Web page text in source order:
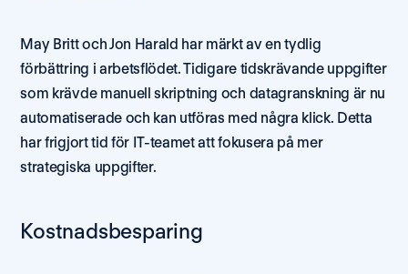
May Britt och Jon Harald har märkt av en tydlig
förbättring i arbetsflödet. Tidigare tidskrävande uppgifter
som krävde manuell skriptning och datagranskning är nu
automatiserade och kan utföras med några klick. Detta
har frigjort tid för IT-teamet att fokusera på mer
strategiska uppgifter.
Kostnadsbesparing